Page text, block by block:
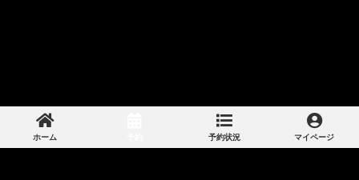
ホーム 予約状況 マイページ